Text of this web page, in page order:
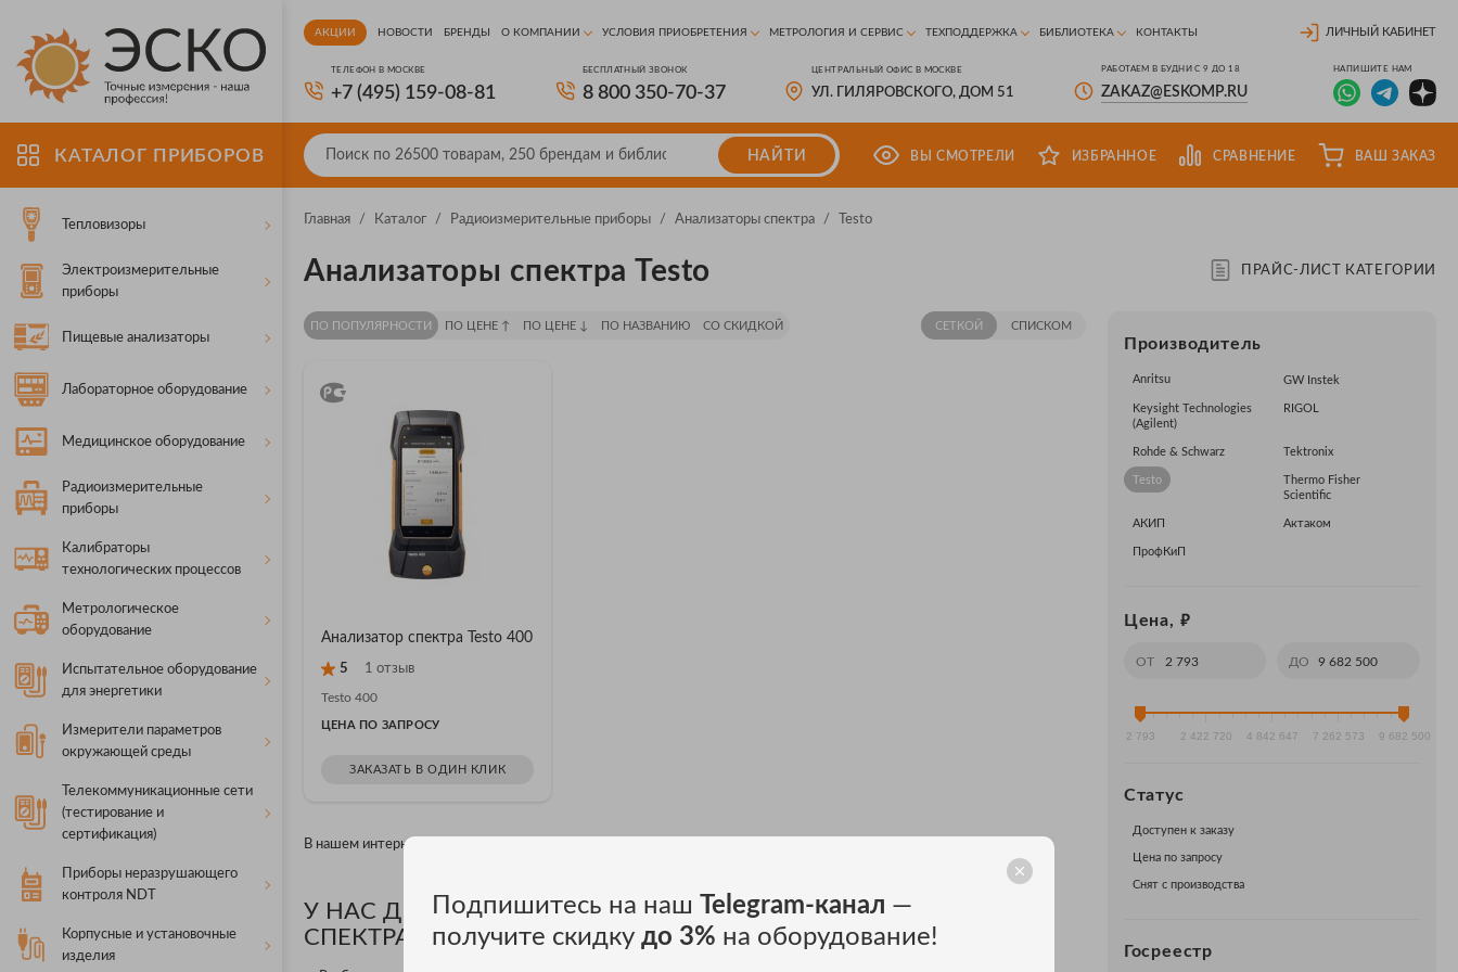
КАТАЛОГ ПРИБОРОВ
Тепловизоры
Электроизмерительные
приборы
Пищевые анализаторы
Лабораторное оборудование
Медицинское оборудование
Радиоизмерительные
приборы
Калибраторы
технологических процессов
Метрологическое
оборудование
Испытательное оборудование
для энергетики
Измерители параметров
окружающей среды
Телекоммуникационные сети
(тестирование и
сертификация)
Приборы неразрушающего
контроля NDT
Корпусные и установочные
изделия
АКЦИИ НОВОСТИ БРЕНДЫ О КОМПАНИИ УСЛОВИЯ ПРИОБРЕТЕНИЯ МЕТРОЛОГИЯ И СЕРВИС ТЕХПОДДЕРЖКА БИБЛИОТЕКА КОНТАКТЫ ЛИЧНЫЙ КАБИНЕТ
ТЕЛЕФОН В МОСКВЕ
+7 (495) 159-08-81
БЕСПЛАТНЫЙ ЗВОНОК
8 800 350-70-37
ЦЕНТРАЛЬНЫЙ ОФИС В МОСКВЕ
УЛ. ГИЛЯРОВСКОГО, ДОМ 51
РАБОТАЕМ В БУДНИ С 9 ДО 18
ZAKAZ@ESKOMP.RU
НАПИШИТЕ НАМ
НАЙТИ ВЫ СМОТРЕЛИ ИЗБРАННОЕ СРАВНЕНИЕ ВАШ ЗАКАЗ
Главная / Каталог / Радиоизмерительные приборы / Анализаторы спектра / Testo
Анализаторы спектра Testo ПРАЙС-ЛИСТ КАТЕГОРИИ
ПО ПОПУЛЯРНОСТИ ПО ЦЕНЕ ↑ ПО ЦЕНЕ ↓ ПО НАЗВАНИЮ СО СКИДКОЙ СЕТКОЙ СПИСКОМ
Анализатор спектра Testo 400
5 1 отзыв
Testo 400
ЦЕНА ПО ЗАПРОСУ
ЗАКАЗАТЬ В ОДИН КЛИК
В нашем интернет магазине вы можете купить анализаторы спектра Testo по цене от 12490 до 229990 рублей.
У НАС ДЕЙСТВИТЕЛЬНО ВЫГОДНО ПОКУПАТЬ АНАЛИЗАТОРЫ
СПЕКТРА TESTO
Производитель
Anritsu GW Instek
Keysight Technologies
(Agilent)
RIGOL
Rohde & Schwarz Tektronix
Testo
Thermo Fisher
Scientific
АКИП Актаком
ПрофКиП
Цена, ₽
ОТ ДО
2 793 2 422 720 4 842 647 7 262 573 9 682 500
Статус
Доступен к заказу
Цена по запросу
Снят с производства
Госреестр
Подпишитесь на наш Telegram-канал —
получите скидку до 3% на оборудование!